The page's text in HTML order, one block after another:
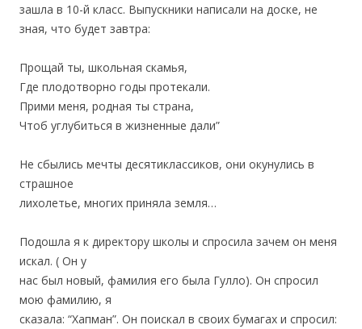
зашла в 10-й класс. Выпускники написали на доске, не
зная, что будет завтра:
Прощай ты, школьная скамья,
Где плодотворно годы протекали.
Прими меня, родная ты страна,
Чтоб углубиться в жизненные дали”
Не сбылись мечты десятиклассиков, они окунулись в
страшное
лихолетье, многих приняла земля…
Подошла я к директору школы и спросила зачем он меня
искал. ( Он у
нас был новый, фамилия его была Гулло). Он спросил
мою фамилию, я
сказала: “Хапман”. Он поискал в своих бумагах и спросил: